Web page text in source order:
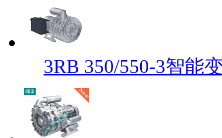
3RB 350/550-3智能